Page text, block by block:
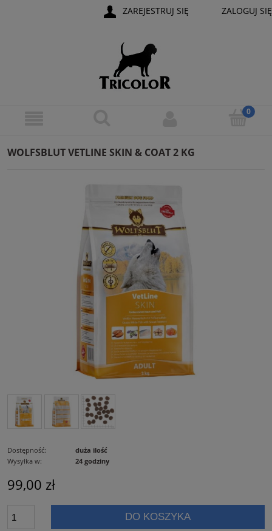
ZAREJESTRUJ SIĘ ZALOGUJ SIĘ
WOLFSBLUT VETLINE SKIN & COAT 2 KG
Dostępność:
duża ilość
Wysyłka w:
24 godziny
99,00 zł
DO KOSZYKA